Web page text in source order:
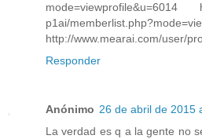
mode=viewprofile&u=6014
p1ai/
http://www.mearai.com/user/
Responder
Anónimo 26 de abril de 2015
La verdad es q a la gente no